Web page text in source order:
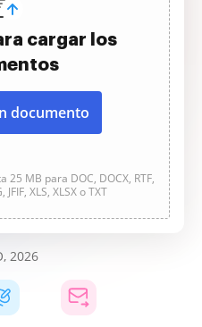
cargar los
documento
25 MB para DOC, DOCX, RTF,
JFIF, XLS, XLSX o TXT
2026